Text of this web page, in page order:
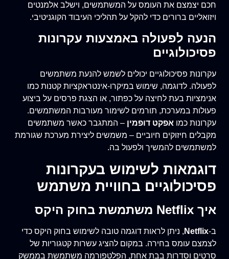
חכם יצמצם את העומס על המשתמשים, וישלב אלמנטים
ויזואליים ברורים כדי להקל על תהליכי העיבוד הקוגניטיבי.
הנעה לפעולה באמצעות עקרונות
פסיכולוגיים
עקרונות פסיכולוגיים יכולים לשמש להנעת משתמשים
לפעולה. לדוגמה, שימוש במיקרו-אינטראקציות קטנות כמו
אנימציות בעת לחיצה על כפתור, או הצגת פרסים על ביצוע
פעולות במערכת, תורמים לשימור מעורבות המשתמשים.
עקרונות כמו אפקט דופמין – המתגבר כאשר משתמשים
מקבלים חיזוקים חיוביים – משמשים ליצירת מערכת שגורמת
למשתמשים להמשיך ולפעול בה.
דוגמאות לשימוש בעקרונות
פסיכולוגיים בחוויית משתמש
איך Netflix משתמשת בחוק היקס
ב-Netflix , ניתן לראות דוגמה טובה לשימוש בחוק היקס כדי
לצמצם עומס בחירה. במקום להציג עשרות קטגוריות של
סרטים וסדרות בבת אחת, הפלטפורמה משתמשת בממשק